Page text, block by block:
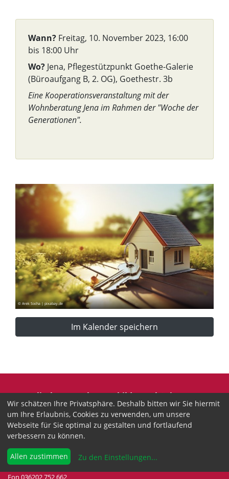
Wann? Freitag, 10. November 2023, 16:00
bis 18:00 Uhr
Wo? Jena, Pflegestützpunkt Goethe-Galerie
(Büroaufgang B, 2. OG), Goethestr. 3b
Eine Kooperationsveranstaltung mit der
Wohnberatung Jena im Rahmen der "Woche der
Generationen".
© Arek Socha | pixabay.de
Im Kalender speichern
Evangelische Erwachsenenbildung Thüringen
Wir sind anerkannter freier Träger der
Erwachsenenbildung in Thüringen.
Landesgeschäftsstelle
Drei-Gleichen-Straße 35a
99192 Neudietendorf
Fon 036202 752 662
Wir schätzen Ihre Privatsphäre. Deshalb bitten wir Sie hiermit
um Ihre Erlaubnis, Cookies zu verwenden, um unsere
Webseite für Sie optimal zu gestalten und fortlaufend
verbessern zu können.
Allen zustimmen Zu den Einstellungen...